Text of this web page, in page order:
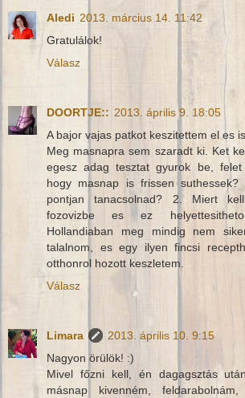
Aledi 2013. március 14. 11:42
Gratulálok!
Válasz
DOORTJE:: 2013. április 9. 18:05
A bajor vajas patkot keszitettem el es
Meg masnapra sem szaradt ki. Ket
egesz adag tesztat gyurok be, felet
hogy masnap is frissen
pontjan tanacsolnad? 2. Miert
fozovizbe es ez
Hollandiaban meg mindig nem
talalnom, es egy ilyen fincsi
otthonrol hozott keszletem.
Válasz
Limara
2013. április 10. 9:15
Nagyon örülök! :)
Mivel főzni kell, én dagagsztás
másnap kivenném,